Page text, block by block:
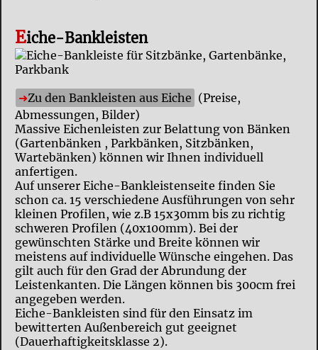
Eiche-Bankleisten
Zu den Bankleisten aus Eiche (Preise,
Abmessungen, Bilder)
Massive Eichenleisten zur Belattung von Bänken
(Gartenbänken , Parkbänken, Sitzbänken,
Wartebänken) können wir Ihnen individuell
anfertigen.
Auf unserer Eiche-Bankleistenseite finden Sie
schon ca. 15 verschiedene Ausführungen von sehr
kleinen Profilen, wie z.B 15x30mm bis zu richtig
schweren Profilen (40x100mm). Bei der
gewünschten Stärke und Breite können wir
meistens auf individuelle Wünsche eingehen. Das
gilt auch für den Grad der Abrundung der
Leistenkanten. Die Längen können bis 300cm frei
angegeben werden.
Eiche-Bankleisten sind für den Einsatz im
bewitterten Außenbereich gut geeignet
(Dauerhaftigkeitsklasse 2).